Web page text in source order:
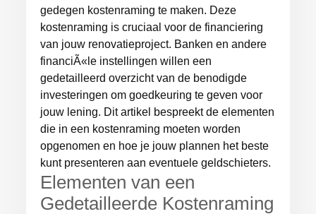
gedegen kostenraming te maken. Deze
kostenraming is cruciaal voor de financiering
van jouw renovatieproject. Banken en andere
financiÃ«le instellingen willen een
gedetailleerd overzicht van de benodigde
investeringen om goedkeuring te geven voor
jouw lening. Dit artikel bespreekt de elementen
die in een kostenraming moeten worden
opgenomen en hoe je jouw plannen het beste
kunt presenteren aan eventuele geldschieters.
Elementen van een
Gedetailleerde Kostenraming